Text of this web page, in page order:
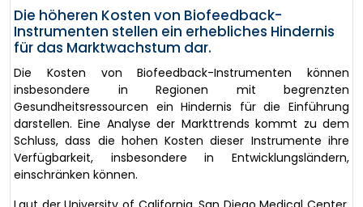
Die höheren Kosten von Biofeedback-
Instrumenten stellen ein erhebliches Hindernis
für das Marktwachstum dar.
Die Kosten von Biofeedback-Instrumenten können
insbesondere in Regionen mit begrenzten
Gesundheitsressourcen ein Hindernis für die Einführung
darstellen. Eine Analyse der Markttrends kommt zu dem
Schluss, dass die hohen Kosten dieser Instrumente ihre
Verfügbarkeit, insbesondere in Entwicklungsländern,
einschränken können.